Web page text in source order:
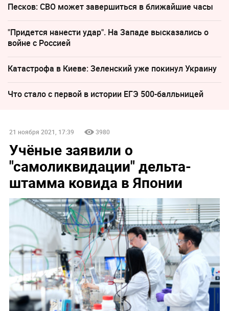
Песков: СВО может завершиться в ближайшие часы
"Придется нанести удар". На Западе высказались о
войне с Россией
Катастрофа в Киеве: Зеленский уже покинул Украину
Что стало с первой в истории ЕГЭ 500-балльницей
21 ноября 2021, 17:39 3980
Учёные заявили о
"самоликвидации" дельта-
штамма ковида в Японии